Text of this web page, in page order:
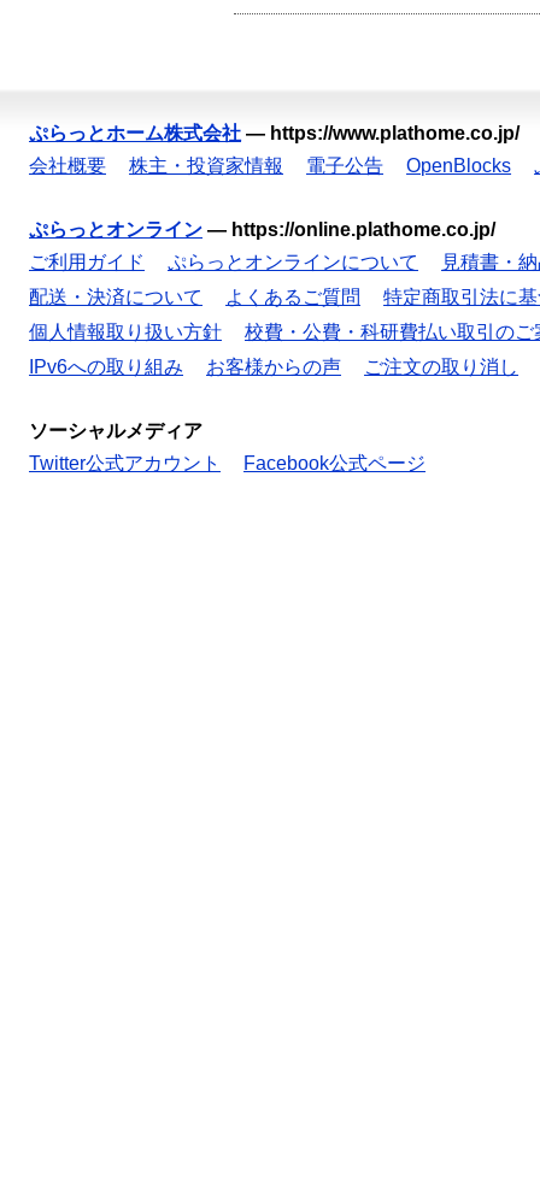
ぷらっとホーム株式会社 — https://www.plathome.co.jp/
会社概要
株主・投資家情報 電子公告 OpenBlocks
ぷらっとオンライン — https://online.plathome.co.jp/
ご利用ガイド
ぷらっとオンラインについて
見積書・
配送・決済について
よくあるご質問
特定商取引法に
個人情報取り扱い方針
校費・公費・科研費払い取引のご
IPv6への取り組み
お客様からの声 ご注文の取り消し
ソーシャルメディア
Twitter公式アカウント
Facebook公式ページ